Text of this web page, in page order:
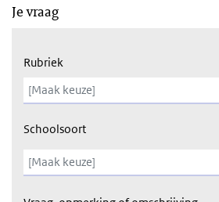
Je vraag
Rubriek
Schoolsoort